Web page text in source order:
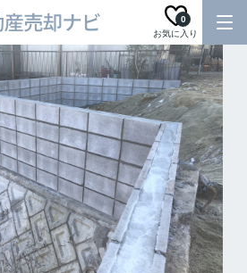
お気に入り
0